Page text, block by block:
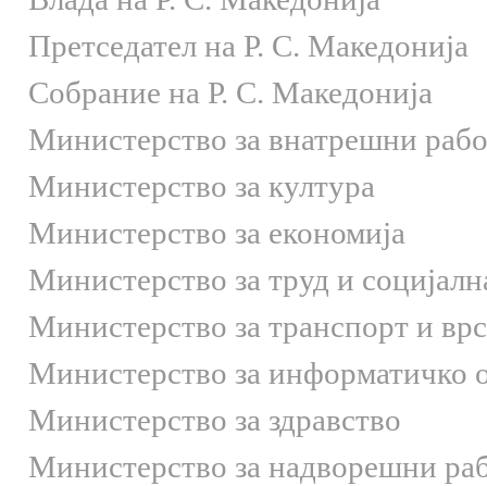
Претседател на Р. С. Македонија
Собрание на Р. С. Македонија
Министерство за внатрешни
Министерство за култура
Министерство за економија
Министерство за труд и
Министерство за транспорт и
Министерство за информатичко
Министерство за здравство
Министерство за надворешни